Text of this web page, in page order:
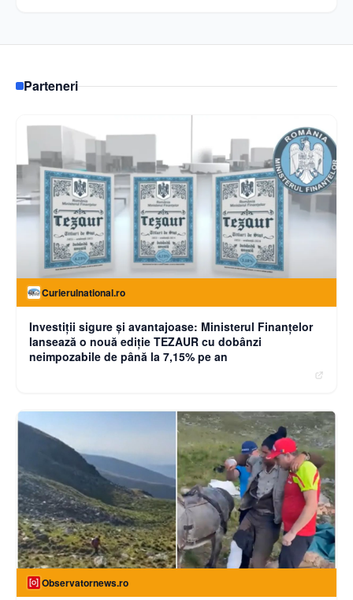
Parteneri
Curierulnational.ro
Investiții sigure și avantajoase: Ministerul Finanțelor
lansează o nouă ediție TEZAUR cu dobânzi
neimpozabile de până la 7,15% pe an
Observatornews.ro